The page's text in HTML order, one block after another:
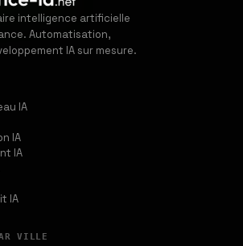
intelligence artificielle
Automatisation,
IA sur mesure.
IA
IA
IA
IA
VILLE